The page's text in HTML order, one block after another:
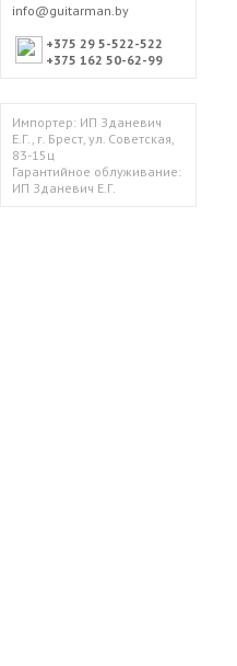
info@guitarman.by
+375 29 5-522-522
+375 162 50-62-99
Импортер: ИП Зданевич
Е.Г., г. Брест, ул. Советская,
83-15ц
Гарантийное облуживание:
ИП Зданевич Е.Г.